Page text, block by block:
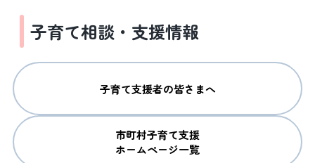
子育て相談・支援情報
子育て支援者の皆さまへ
市町村子育て支援
ホームページ一覧